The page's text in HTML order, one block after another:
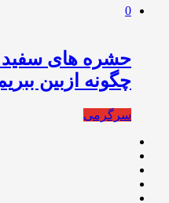
0
حشره های سفید
چگونه ازبین
سرگرمی